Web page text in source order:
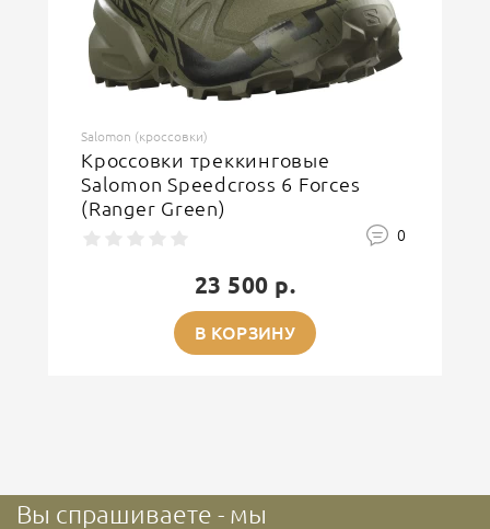
ОСТАВИТЬ ОТЗЫВ
Salomon (кроссовки)
Кроссовки треккинговые
Salomon Speedcross 6 Forces
(Ranger Green)
0
23 500 р.
В КОРЗИНУ
Вы спрашиваете - мы